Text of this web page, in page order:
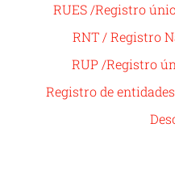
RUES /Registro
RNT / Registro
RUP /Registro
Registro de